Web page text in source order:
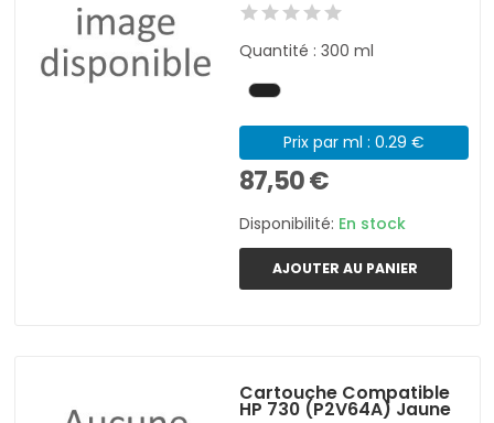
Quantité : 300 ml
Prix par ml : 0.29 €
87,50 €
Disponibilité: En stock
AJOUTER AU PANIER
Cartouche Compatible
HP 730 (P2V64A) Jaune